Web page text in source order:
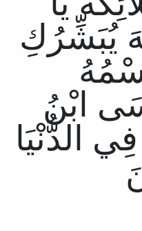
يُبَشِّرُكِ
ابْنُ
الدُّنْيَا